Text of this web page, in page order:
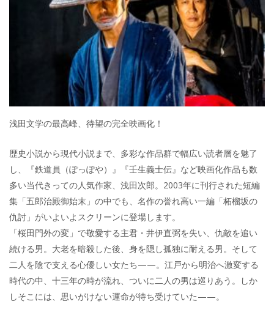
浅田文学の最高峰、待望の完全映画化！
歴史小説から現代小説まで、多彩な作品群で幅広い読者層を魅了
し、『鉄道員（ぽっぽや）』『壬生義士伝』など映画化作品も数
多い当代きっての人気作家、浅田次郎。2003年に刊行された短編
集「五郎治殿御始末」の中でも、名作の誉れ高い一編「柘榴坂の
仇討」がいよいよスクリーンに登場します。
「桜田門外の変」で敬愛する主君・井伊直弼を失い、仇敵を追い
続ける男。大老を暗殺した後、身を隠し孤独に耐える男。そして
二人を陰で支える心優しい女たち——。江戸から明治へ激変する
時代の中、十三年の時が流れ、ついに二人の男は巡りあう。しか
しそこには、思いがけない運命が待ち受けていた——。